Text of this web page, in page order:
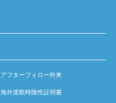
アフターフォロー外来
海外渡航時陰性証明書